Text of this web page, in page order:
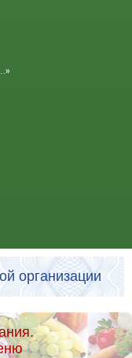
организации